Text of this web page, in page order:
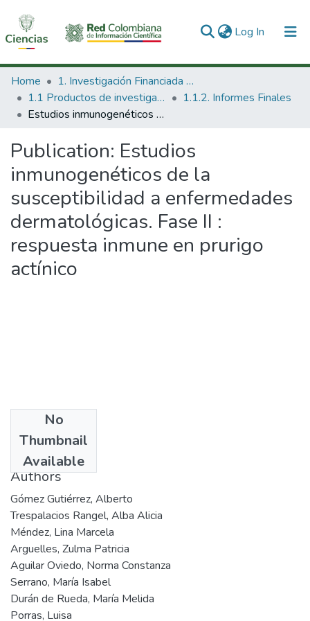
Log In (current)
Communities & Collections
All of DSpace
Home
1. Investigación Financiada con Recursos Públicos
1.1 Productos de investigación
1.1.2. Informes Finales
Estudios inmunogenéticos de la susceptibilidad a enfermedades dermatológicas. Fase II : respuesta inmune en prurigo actínico
Publication: Estudios
inmunogenéticos de la
susceptibilidad a enfermedades
dermatológicas. Fase II :
respuesta inmune en prurigo
actínico
No
Thumbnail
Available
1996
Authors
Gómez Gutiérrez, Alberto
Trespalacios Rangel, Alba Alicia
Méndez, Lina Marcela
Arguelles, Zulma Patricia
Aguilar Oviedo, Norma Constanza
Serrano, María Isabel
Durán de Rueda, María Melida
Porras, Luisa